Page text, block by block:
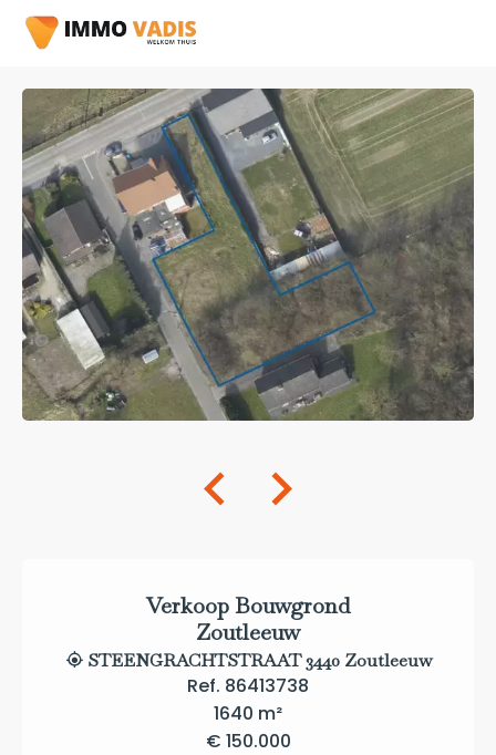
Verkoop Bouwgrond
Zoutleeuw
STEENGRACHTSTRAAT 3440 Zoutleeuw
Ref. 86413738
1640 m²
€ 150.000